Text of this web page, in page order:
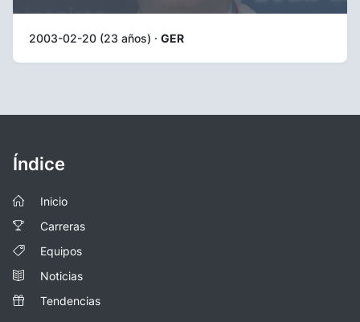
2003-02-20 (23 años) · GER
Índice
Inicio
Carreras
Equipos
Noticias
Tendencias